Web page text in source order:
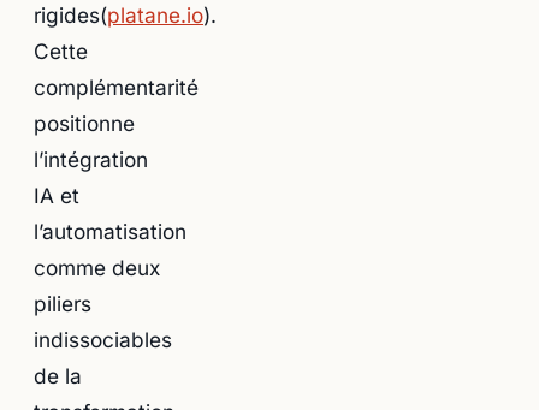
rigides(platane.io).
Cette
complémentarité
positionne
l’intégration
IA et
l’automatisation
comme deux
piliers
indissociables
de la